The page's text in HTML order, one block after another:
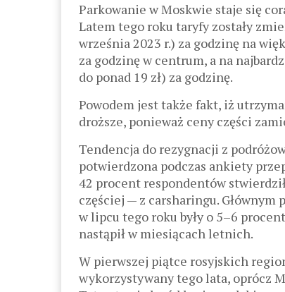
Parkowanie w Moskwie staje się
Latem tego roku taryfy zostały
września 2023 r.) za godzinę na
za godzinę w centrum, a na
do ponad 19 zł) za godzinę.
Powodem jest także fakt, iż
droższe, ponieważ ceny części
Tendencja do rezygnacji z
potwierdzona podczas ankiety
42 procent respondentów
częściej — z carsharingu.
w lipcu tego roku były o 5–6
nastąpił w miesiącach letnich.
W pierwszej piątce rosyjskich
wykorzystywany tego lata, oprócz